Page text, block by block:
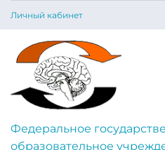
Личный кабинет
Федеральное
образовательное